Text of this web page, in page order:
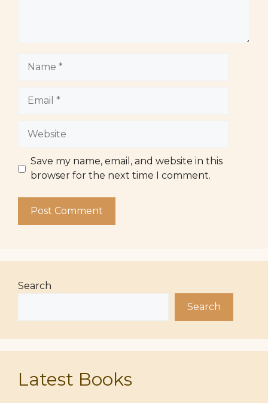
Website
Save my name, email, and website in this
browser for the next time I comment.
Search
Search
Latest Books